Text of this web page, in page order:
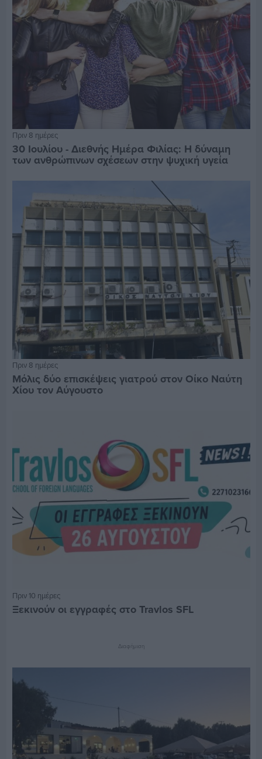
Πριν 8 ημέρες
30 Ιουλίου - Διεθνής Ημέρα Φιλίας: Η δύναμη
των ανθρώπινων σχέσεων στην ψυχική υγεία
Πριν 8 ημέρες
Μόλις δύο επισκέψεις γιατρού στον Οίκο Ναύτη
Χίου τον Αύγουστο
Πριν 10 ημέρες
Ξεκινούν οι εγγραφές στο Travlos SFL
Διαφήμιση